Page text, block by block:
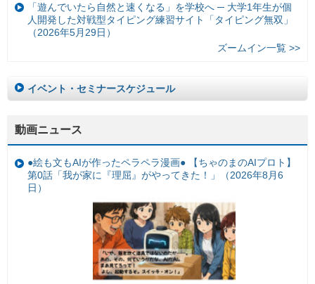
「遊んでいたら自然と速くなる」を学校へ ─ 大学1年生が個
人開発した対戦型タイピング練習サイト「タイピング無双」
（2026年5月29日）
ズームイン一覧 >>
イベント・セミナースケジュール
動画ニュース
●絵も文もAIが作ったペラペラ漫画● 【ちゃのまのAIプロト】
第0話「我が家に『理屈』がやってきた！」（2026年8月6
日）